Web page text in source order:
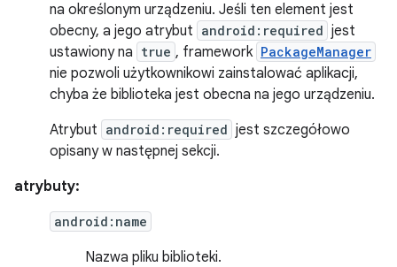
na określonym urządzeniu. Jeśli ten element jest
obecny, a jego atrybut android:required jest
ustawiony na true , framework PackageManager
nie pozwoli użytkownikowi zainstalować aplikacji,
chyba że biblioteka jest obecna na jego urządzeniu.
Atrybut android:required jest szczegółowo
opisany w następnej sekcji.
atrybuty:
android:name
Nazwa pliku biblioteki.